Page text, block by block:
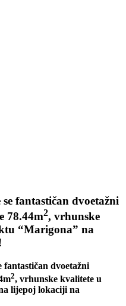
fantastičan dvoetažni
78.44m2, vrhunske
“Marigona” na
dvoetažni
2, vrhunske kvalitete u
lijepoj lokaciji na